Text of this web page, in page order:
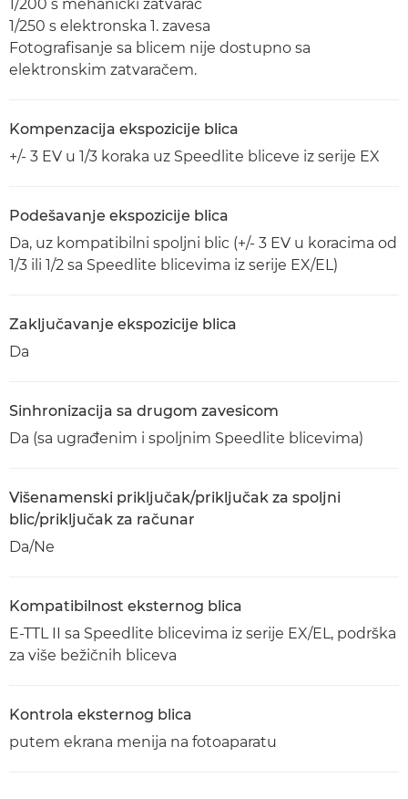
1/200 s mehanički zatvarač
1/250 s elektronska 1. zavesa
Fotografisanje sa blicem nije dostupno sa
elektronskim zatvaračem.
Kompenzacija ekspozicije blica
+/- 3 EV u 1/3 koraka uz Speedlite bliceve iz serije EX
Podešavanje ekspozicije blica
Da, uz kompatibilni spoljni blic (+/- 3 EV u koracima od
1/3 ili 1/2 sa Speedlite blicevima iz serije EX/EL)
Zaključavanje ekspozicije blica
Da
Sinhronizacija sa drugom zavesicom
Da (sa ugrađenim i spoljnim Speedlite blicevima)
Višenamenski priključak/priključak za spoljni
blic/priključak za računar
Da/Ne
Kompatibilnost eksternog blica
E-TTL II sa Speedlite blicevima iz serije EX/EL, podrška
za više bežičnih bliceva
Kontrola eksternog blica
putem ekrana menija na fotoaparatu